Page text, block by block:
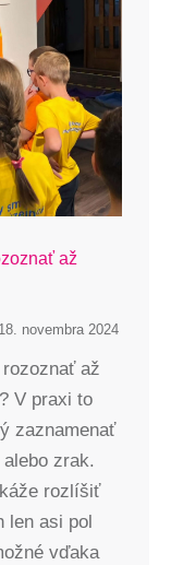
až
18. novembra 2024
až
V praxi to
zaznamenať
zrak.
rozlíšiť
len asi pol
vďaka